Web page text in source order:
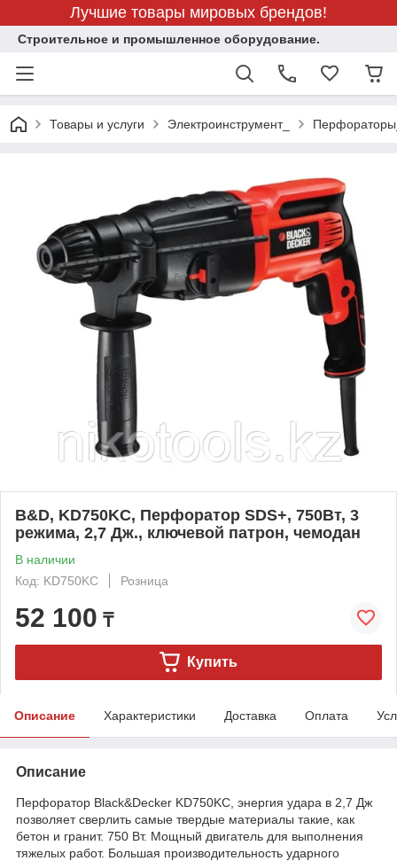
Лучшие товары мировых брендов!
Строительное и промышленное оборудование.
Товары и услуги Электроинструмент_
B&D, KD750KC, Перфоратор SDS+, 750Вт, 3
режима, 2,7 Дж., ключевой патрон, чемодан
В наличии
Код: KD750KC
Розница
52 100 ₸
Купить
Описание Характеристики Доставка Оплата
Описание
Перфоратор Black&Decker KD750KC, энергия удара в 2,7 Дж
позволяет сверлить самые твердые материалы такие, как
бетон и гранит. 750 Вт. Мощный двигатель для выполнения
тяжелых работ. Большая производительность ударного